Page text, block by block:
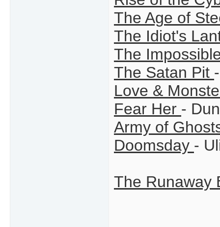
The Age of
The Idiot's
The
The Satan Pit
Love &
Fear Her -
Army of
Doomsday -
The Runaway